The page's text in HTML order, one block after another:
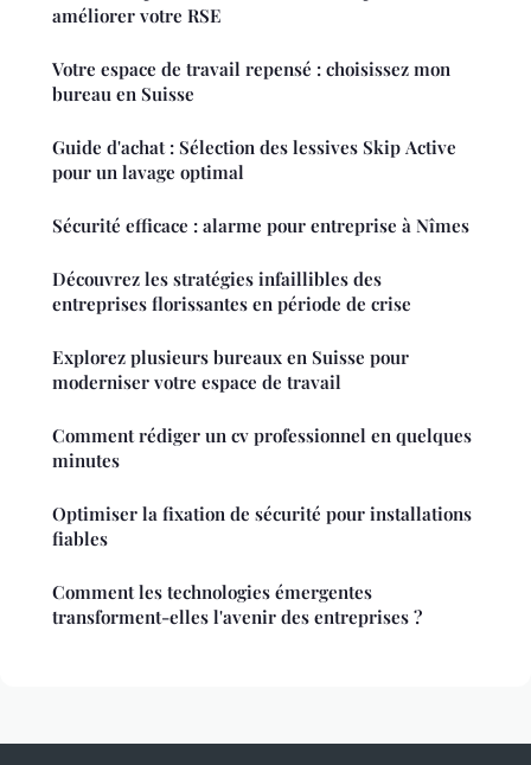
améliorer votre RSE
Votre espace de travail repensé : choisissez mon
bureau en Suisse
Guide d'achat : Sélection des lessives Skip Active
pour un lavage optimal
Sécurité efficace : alarme pour entreprise à Nîmes
Découvrez les stratégies infaillibles des
entreprises florissantes en période de crise
Explorez plusieurs bureaux en Suisse pour
moderniser votre espace de travail
Comment rédiger un cv professionnel en quelques
minutes
Optimiser la fixation de sécurité pour installations
fiables
Comment les technologies émergentes
transforment-elles l'avenir des entreprises ?